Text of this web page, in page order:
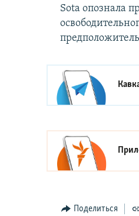
Sota опознала
Поделиться